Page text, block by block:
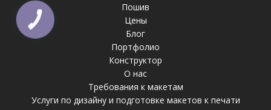
Пошив
Цены
Блог
Портфолио
Конструктор
О нас
Требования к макетам
Услуги по дизайну и подготовке макетов к печати
КНОПКА
ЗВ'ЯЗКУ